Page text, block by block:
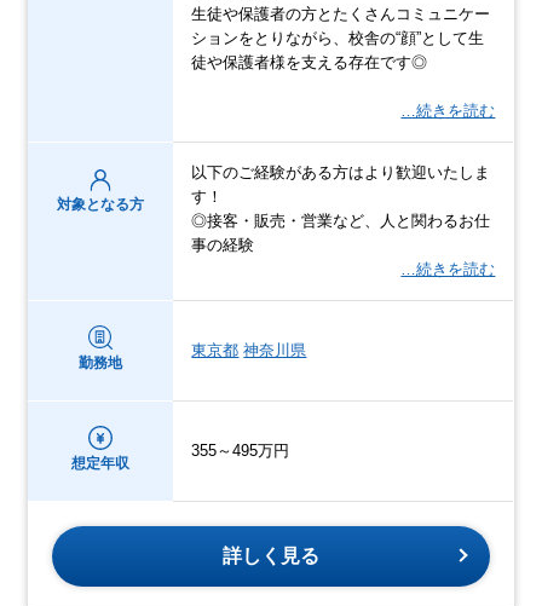
生徒や保護者の方とたくさんコミュニケー
ションをとりながら、校舎の“顔”として生
徒や保護者様を支える存在です◎
…続きを読む
対象となる方
以下のご経験がある方はより歓迎いたしま
す！
◎接客・販売・営業など、人と関わるお仕
事の経験
…続きを読む
勤務地
東京都 神奈川県
想定年収
355～495万円
詳しく見る